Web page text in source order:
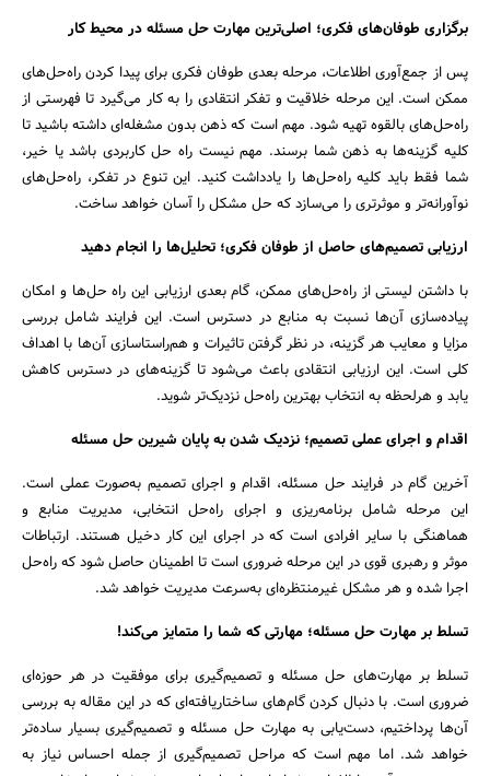
برگزاری طوفان‌های فکری؛ اصلی‌ترین مهارت حل مسئله در محیط کار
پس از جمع‌آوری اطلاعات، مرحله بعدی طوفان فکری برای پیدا کردن راه‌حل‌های
ممکن است. این مرحله خلاقیت و تفکر انتقادی را به کار می‌گیرد تا فهرستی از
راه‌حل‌های بالقوه تهیه شود. مهم است که ذهن بدون مشغله‌ای داشته باشید تا
کلیه گزینه‌ها به ذهن شما برسند. مهم نیست راه حل کاربردی باشد یا خیر،
شما فقط باید کلیه راه‌حل‌ها را یادداشت کنید. این تنوع در تفکر، راه‌حل‌های
نوآورانه‌تر و موثرتری را می‌سازد که حل مشکل را آسان خواهد ساخت.
ارزیابی تصمیم‌های حاصل از طوفان فکری؛ تحلیل‌ها را انجام دهید
با داشتن لیستی از راه‌حل‌های ممکن، گام بعدی ارزیابی این راه حل‌ها و امکان
پیاده‌سازی آن‌ها نسبت به منابع در دسترس است. این فرایند شامل بررسی
مزایا و معایب هر گزینه، در نظر گرفتن تاثیرات و هم‌راستا‌سازی آن‌ها با اهداف
کلی است. این ارزیابی انتقادی باعث می‌شود تا گزینه‌های در دسترس کاهش
یابد و هرلحظه به انتخاب بهترین راه‌حل نزدیک‌تر شوید.
اقدام و اجرای عملی تصمیم؛ نزدیک شدن به پایان شیرین حل مسئله
آخرین گام در فرایند حل مسئله، اقدام و اجرای تصمیم به‌صورت عملی است.
این مرحله شامل برنامه‌ریزی و اجرای راه‌حل‌ انتخابی، مدیریت منابع و
هماهنگی با سایر افرادی است که در اجرای این کار دخیل هستند. ارتباطات
موثر و رهبری قوی در این مرحله ضروری است تا اطمینان حاصل شود که راه‌حل
اجرا شده و هر مشکل غیرمنتظره‌ای به‌سرعت مدیریت خواهد شد.
تسلط بر مهارت‌ حل مسئله؛ مهارتی که شما را متمایز می‌کند!
تسلط بر مهارت‌های حل مسئله و تصمیم‌گیری برای موفقیت در هر حوزه‌ای
ضروری است. با دنبال کردن گام‌های ساختاریافته‌ای که در این مقاله به بررسی
آن‌ها پرداختیم، دست‌یابی به مهارت حل مسئله و تصمیم‌گیری بسیار ساده‌تر
خواهد شد. اما مهم است که مراحل تصمیم‌گیری از جمله احساس نیاز به